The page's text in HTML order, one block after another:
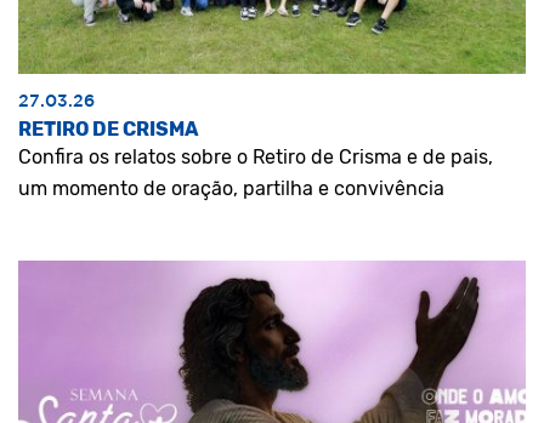
27.03.26
RETIRO DE CRISMA
Confira os relatos sobre o Retiro de Crisma e de pais,
um momento de oração, partilha e convivência